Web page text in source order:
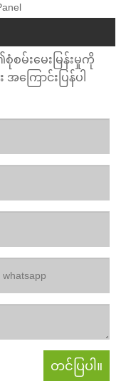
စမ်းမေးမြန်းမှုကို
ကြောင်းပြန်ပါ